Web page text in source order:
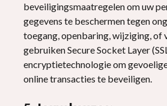
beveiligingsmaatregelen om uw
gegevens te beschermen tegen
toegang, openbaring, wijziging, of
gebruiken Secure Socket Layer
encryptietechnologie om
online transacties te beveiligen.